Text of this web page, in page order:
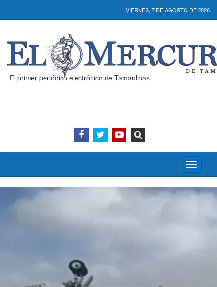
VIERNES, 7 DE AGOSTO DE 2026
El primer periódico electrónico de Tamaulipas.
Activar/
menú